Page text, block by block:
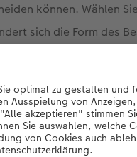
können. Wählen
sich die Form des
verändern Sie die
den Bildausschnitt. Sie
die gewünschte Stelle